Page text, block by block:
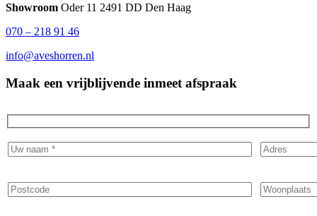
Showroom Oder 11 2491 DD Den Haag
070 – 218 91 46
info@aveshorren.nl
Maak een vrijblijvende inmeet afspraak